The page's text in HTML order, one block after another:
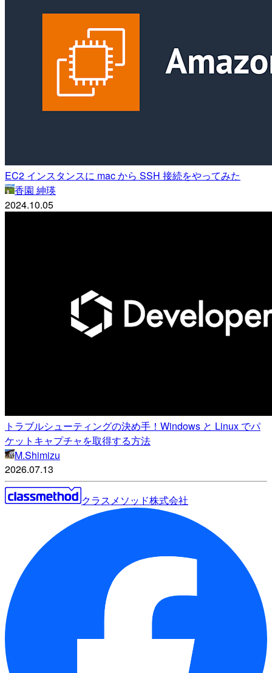
EC2 インスタンスに mac から SSH 接続をやってみた
香園 紳瑛
2024.10.05
トラブルシューティングの決め手！Windows と Linux でパ
ケットキャプチャを取得する方法
M.Shimizu
2026.07.13
クラスメソッド株式会社